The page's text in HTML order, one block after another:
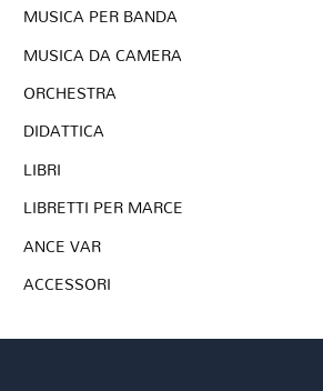
MUSICA PER BANDA
MUSICA DA CAMERA
ORCHESTRA
DIDATTICA
LIBRI
LIBRETTI PER MARCE
ANCE VAR
ACCESSORI